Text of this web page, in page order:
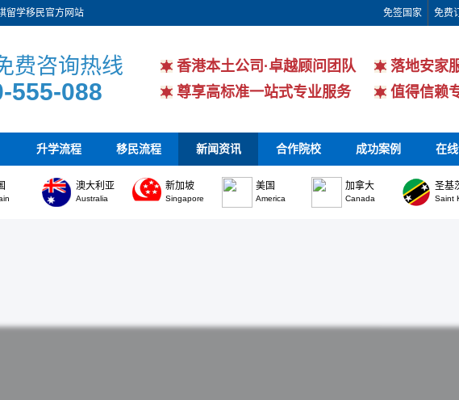
留学移民官方网站 免签国家 免费
费咨询热线
555-088
香港本土公司·卓越顾问团队
落地安家
尊享高标准一站式专业服务
值得信赖
升学流程 移民流程 新闻资讯 合作院校 成功案例 在
澳大利亚
Australia
新加坡
Singapore
美国
America
加拿大
Canada
圣基
Saint